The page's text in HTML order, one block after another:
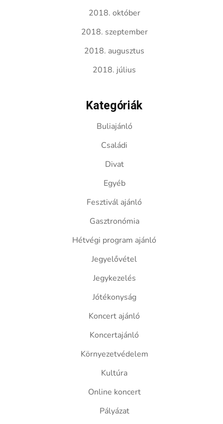
2018. október
2018. szeptember
2018. augusztus
2018. július
Kategóriák
Buliajánló
Családi
Divat
Egyéb
Fesztivál ajánló
Gasztronómia
Hétvégi program ajánló
Jegyelővétel
Jegykezelés
Jótékonyság
Koncert ajánló
Koncertajánló
Környezetvédelem
Kultúra
Online koncert
Pályázat